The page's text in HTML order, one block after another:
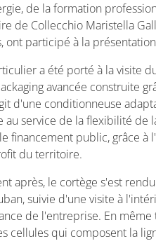
de la formation
de Collecchio Maristella
ont participé à la
a été porté à la visite
avancée construite
d'une conditionneuse
au service de la flexibilité de
financement public, grâce
du territoire.
après, le cortège s'est
suivie d'une visite à
de l'entreprise. En
cellules qui composent la